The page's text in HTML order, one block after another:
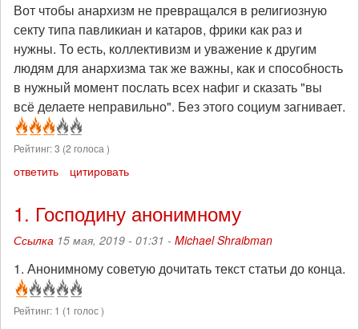
Вот чтобы анархизм не превращался в религиозную
секту типа павликиан и катаров, фрики как раз и
нужны. То есть, коллективизм и уважение к другим
людям для анархизма так же важны, как и способность
в нужный момент послать всех нафиг и сказать "вы
всё делаете неправильно". Без этого социум загнивает.
Рейтинг:3 (2 голоса )
ответить цитировать
1. Господину анонимному
Ссылка 15 мая, 2019 - 01:31 - Michael Shraibman
1. Анонимному советую дочитать текст статьи до конца.
Рейтинг: 1 (1 голос )